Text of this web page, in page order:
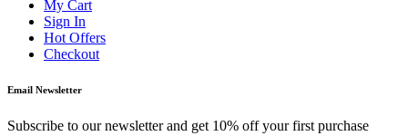
My Cart
Sign In
Hot Offers
Checkout
Email Newsletter
Subscribe to our newsletter and get 10% off your first purchase